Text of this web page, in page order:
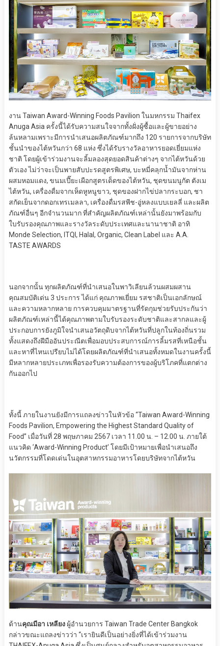
งาน Taiwan Award-Winning Foods Pavilion ในมหกรรม Thaifex
Anuga Asia ครั้งนี้ได้รับความสนใจจากทั้งฝั่งผู้ซื้อและผู้ขายอย่าง
ล้นหลามเพราะมีการนำเสนอผลิตภัณฑ์มากถึง 120 รายการจากบริษัท
ชั้นนำของไต้หวันกว่า 68 แห่ง ซึ่งได้รับรางวัลอาหารยอดเยี่ยมแห่ง
ชาติ โดยผู้เข้าร่วมงานจะลิ้มลองสุดยอดสินค้าต่างๆ จากไต้หวันด้วย
ตัวเอง ไม่ว่าจะเป็นพายสับปะรดสูตรพิเศษ, บะหมี่คลุกน้ำมันจากห่าน
ผสมหอมแดง, ขนมเปี๊ยะเผือกสูตรเด็ดของไต้หวัน, ชุดขนมนูกัต ตังเม
ไต้หวัน, เครื่องดื่มจากเห็ดหูหนูขาว, ชุดของฝากไข่ปลากระบอก, ชา
สกัดเย็นจากดอกเทรเมลลา, เครื่องดื่มรสพีช-อู่หลงแบบเยลลี่ และผลิต
ภัณฑ์อื่นๆ อีกจำนวนมาก ที่สำคัญผลิตภัณฑ์เหล่านั้นยังมาพร้อมกับ
ใบรับรองคุณภาพและรางวัลระดับประเทศและนานาชาติ อาทิ
Monde Selection, ITQI, Halal, Organic, Clean Label และ A.A.
TASTE AWARDS
นอกจากนั้น ทุกผลิตภัณฑ์ที่นำเสนอในพาวิเลียนล้วนผสมผสาน
คุณสมบัติเด่น 3 ประการ ได้แก่ คุณภาพเยี่ยม รสชาติเป็นเอกลักษณ์
และความหลากหลาย การควบคุมมาตรฐานที่รัดกุมช่วยรับประกันว่า
ผลิตภัณฑ์เหล่านี้ได้คุณภาพตามใบรับรองระดับชาติและสากลและผู้
ประกอบการยังภูมิใจนำเสนอวัตถุดิบจากไต้หวันที่ปลูกในท้องถิ่นรวม
ทั้งแสดงถึงฝีมืออันประณีตเพื่อมอบประสบการณ์การลิ้มรสที่เหนือชั้น
และหาที่ไหนเปรียบไม่ได้โดยผลิตภัณฑ์ที่นำเสนอทั้งหมดในงานครั้งนี้
มีหลากหลายประเภทเพื่อรองรับความต้องการของผู้บริโภคที่แตกต่าง
กันออกไป
ทั้งนี้ ภายในงานยังมีการแถลงข่าวในหัวข้อ “Taiwan Award-Winning
Foods Pavilion, Empowering the Highest Standard Quality of
Food” เมื่อวันที่ 28 พฤษภาคม 2567 เวลา 11.00 น. – 12.00 น. ภายใต้
แนวคิด ‘Award-Winning Product’ โดยมีเป้าหมายเพื่อนำเสนอถึง
นวัตกรรมที่โดดเด่นในอุตสาหกรรมอาหารโดยบริษัทจากไต้หวัน
ด้านคุณมีอา เหลียงผู้อำนวยการ Taiwan Trade Center Bangkok
กล่าวขณะแถลงข่าวว่า “เรายินดีเป็นอย่างยิ่งที่ได้เข้าร่วมงาน